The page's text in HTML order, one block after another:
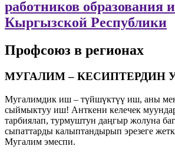
работников образования
Кыргызской Республики
Профсоюз в регионах
МУГАЛИМ – КЕСИПТЕРДИН
Мугалимдик иш – түйшүктүү иш, аны
сыймыктуу иш! Анткени келечек
тарбиялап, турмуштун даңгыр жолуна
сыпаттарды калыптандырып эрезеге
Мугалим эмеспи.